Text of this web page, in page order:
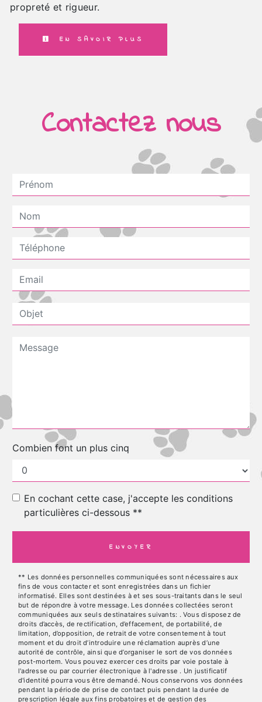
propreté et rigueur.
EN SAVOIR PLUS
Contactez nous
Combien font un plus cinq
En cochant cette case, j'accepte les conditions
particulières ci-dessous **
ENVOYER
** Les données personnelles communiquées sont nécessaires aux
fins de vous contacter et sont enregistrées dans un fichier
informatisé. Elles sont destinées à et ses sous-traitants dans le seul
but de répondre à votre message. Les données collectées seront
communiquées aux seuls destinataires suivants: . Vous disposez de
droits d’accès, de rectification, d’effacement, de portabilité, de
limitation, d’opposition, de retrait de votre consentement à tout
moment et du droit d’introduire une réclamation auprès d’une
autorité de contrôle, ainsi que d’organiser le sort de vos données
post-mortem. Vous pouvez exercer ces droits par voie postale à
l'adresse ou par courrier électronique à l'adresse . Un justificatif
d'identité pourra vous être demandé. Nous conservons vos données
pendant la période de prise de contact puis pendant la durée de
prescription légale aux fins probatoires et de gestion des